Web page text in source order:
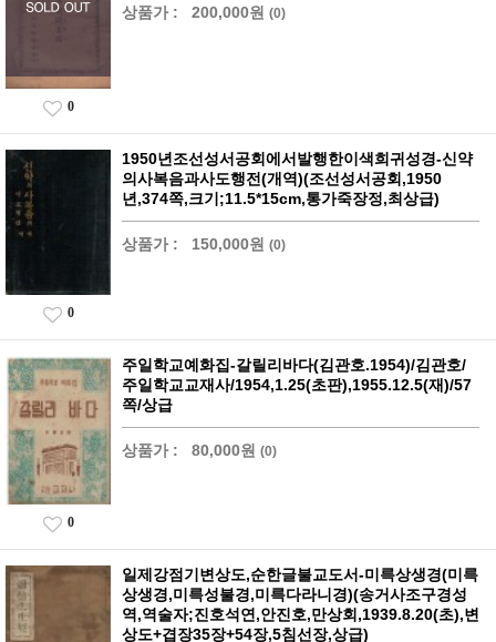
상품가 : 200,000원 (0)
0
1950년조선성서공회에서발행한이색희귀성경-신약
의사복음과사도행전(개역)(조선성서공회,1950
년,374쪽,크기;11.5*15cm,통가죽장정,최상급)
상품가 : 150,000원 (0)
0
주일학교예화집-갈릴리바다(김관호.1954)/김관호/
주일학교교재사/1954,1.25(초판),1955.12.5(재)/57
쪽/상급
상품가 : 80,000원 (0)
0
일제강점기변상도,순한글불교도서-미륵상생경(미륵
상생경,미륵성불경,미륵다라니경)(송거사조구경성
역,역술자;진호석연,안진호,만상회,1939.8.20(초),변
상도+겹장35장+54장,5침선장,상급)